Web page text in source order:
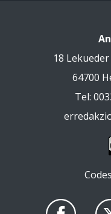
18
64700
Tel: